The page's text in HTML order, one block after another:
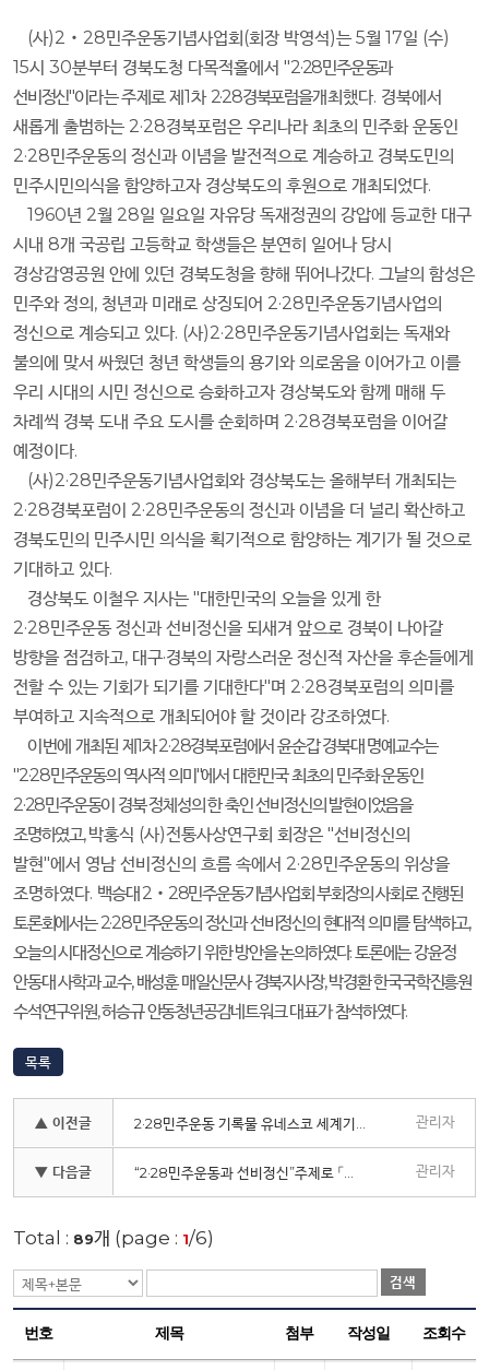
(사)2 ‧ 28민주운동기념사업회(회장 박영석)는5월 17일 (수)
15시 30분부터 경북도청 다목적홀에서 "2·28민주운동과
선비정신"이라는 주제로제1차 2·28경북포럼을개최했다. 경북에서
새롭게 출범하는 2·28경북포럼은 우리나라 최초의 민주화 운동인
2·28민주운동의 정신과 이념을 발전적으로 계승하고 경북도민의
민주시민의식을 함양하고자 경상북도의 후원으로 개최되었다.
1960년 2월 28일 일요일 자유당 독재정권의 강압에 등교한 대구
시내 8개 국공립 고등학교 학생들은 분연히 일어나 당시
경상감영공원 안에 있던 경북도청을 향해 뛰어나갔다. 그날의 함성은
민주와 정의, 청년과 미래로 상징되어 2·28민주운동기념사업의
정신으로 계승되고 있다. (사)2·28민주운동기념사업회는 독재와
불의에 맞서 싸웠던 청년 학생들의 용기와 의로움을 이어가고 이를
우리 시대의 시민 정신으로 승화하고자 경상북도와 함께 매해 두
차례씩 경북 도내 주요 도시를 순회하며 2·28경북포럼을 이어갈
예정이다.
(사)2·28민주운동기념사업회와 경상북도는 올해부터 개최되는
2·28경북포럼이 2·28민주운동의 정신과 이념을 더 널리 확산하고
경북도민의 민주시민 의식을 획기적으로 함양하는 계기가 될 것으로
기대하고 있다.
경상북도 이철우 지사는"대한민국의 오늘을 있게 한
2·28민주운동 정신과 선비정신을 되새겨 앞으로 경북이 나아갈
방향을 점검하고, 대구·경북의 자랑스러운 정신적 자산을 후손들에게
전할 수 있는 기회가 되기를 기대한다"며 2·28경북포럼의 의미를
부여하고 지속적으로 개최되어야 할 것이라 강조하였다.
이번에 개최된 제1차2·28경북포럼에서 윤순갑 경북대 명예교수는
"2·28민주운동의 역사적 의미"에서 대한민국 최초의 민주화 운동인
2·28민주운동이 경북 정체성의 한 축인 선비정신의 발현이었음을
조명하였고,박홍식 (사)전통사상연구회 회장은 "선비정신의
발현"에서 영남 선비정신의 흐름 속에서 2·28민주운동의 위상을
조명하였다. 백승대2 ‧ 28민주운동기념사업회 부회장의 사회로 진행된
토론회에서는2·28민주운동의 정신과 선비정신의 현대적 의미를 탐색하고,
오늘의 시대정신으로 계승하기 위한 방안을 논의하였다.토론에는 강윤정
안동대 사학과 교수,배성훈 매일신문사 경북지사장,박경환 한국국학진흥원
수석연구위원,허승규 안동청년공감네트워크 대표가 참석하였다.
목록
▲ 이전글 관리자
▼ 다음글 관리자
Total : 89개 (page : 1/6)
검색
번호 제목 첨부 작성일 조회수